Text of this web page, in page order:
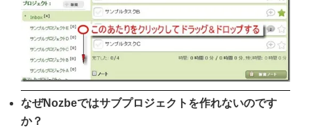
なぜNozbeではサブプロジェクトを作れないのです
か？